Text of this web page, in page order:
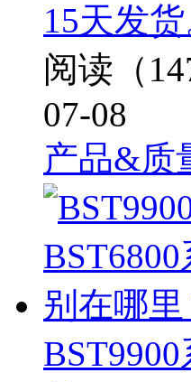
15天发货
阅读（
07-08
产品&质